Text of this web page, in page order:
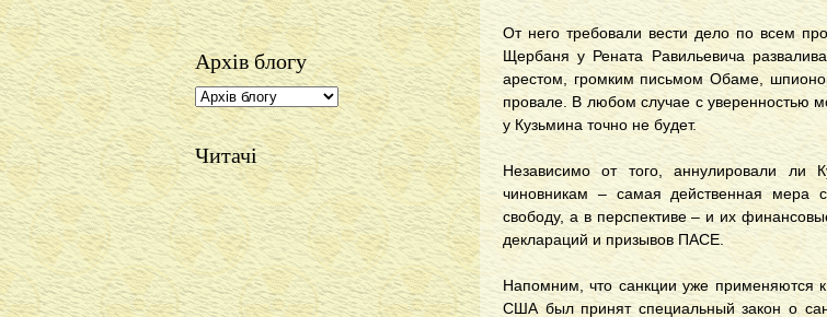
От него требовали вести дело по всем
Щербаня у Рената Равильевича
арестом, громким письмом Обаме,
провале. В любом случае с уверенностью
у Кузьмина точно не будет.
Независимо от того, аннулировали ли
чиновникам – самая действенная мера
свободу, а в перспективе – и их
деклараций и призывов ПАСЕ.
Напомним, что санкции уже применяются
США был принят специальный закон о
Архів блогу
Читачі